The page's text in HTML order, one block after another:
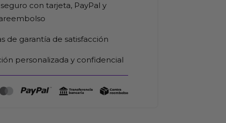
con tarjeta, PayPal y
de garantía de satisfacción
personalizada y confidencial